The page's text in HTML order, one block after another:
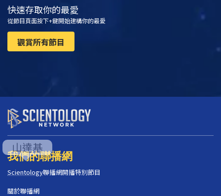
快速存取你的最愛
從節目頁面按下+鍵開始建構你的最愛
觀賞所有節目
我們的聯播網
Scientology聯播網開播特別節目
關於聯播網